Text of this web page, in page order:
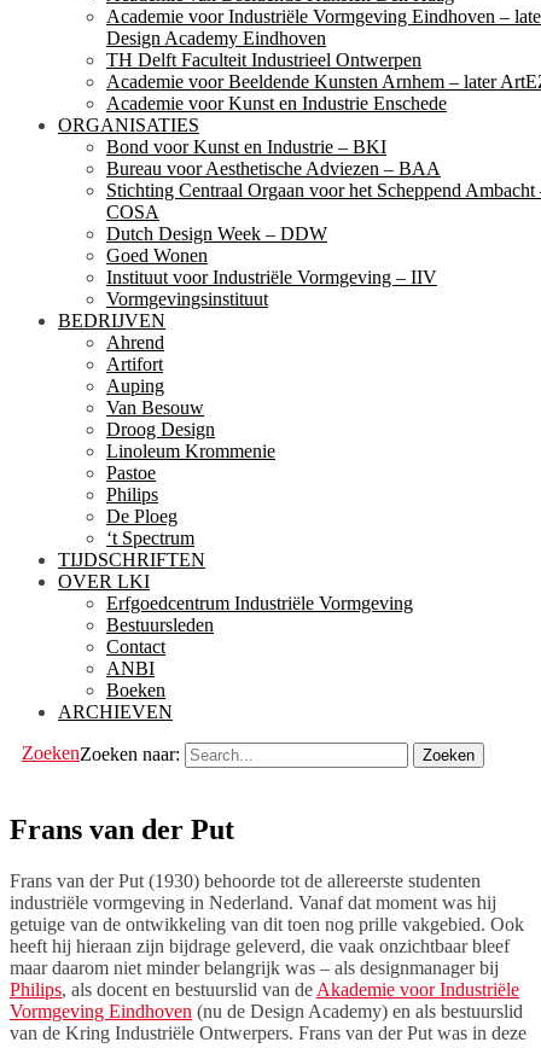
Academie voor Industriële Vormgeving Eindhoven –
Design Academy Eindhoven
TH Delft Faculteit Industrieel Ontwerpen
Academie voor Beeldende Kunsten Arnhem – later
Academie voor Kunst en Industrie Enschede
ORGANISATIES
Bond voor Kunst en Industrie – BKI
Bureau voor Aesthetische Adviezen – BAA
Stichting Centraal Orgaan voor het Scheppend Ambacht
COSA
Dutch Design Week – DDW
Goed Wonen
Instituut voor Industriële Vormgeving – IIV
Vormgevingsinstituut
BEDRIJVEN
Ahrend
Artifort
Auping
Van Besouw
Droog Design
Linoleum Krommenie
Pastoe
Philips
De Ploeg
‘t Spectrum
TIJDSCHRIFTEN
OVER LKI
Erfgoedcentrum Industriële Vormgeving
Bestuursleden
Contact
ANBI
Boeken
ARCHIEVEN
ZoekenZoeken naar:
Frans van der Put
Frans van der Put (1930) behoorde tot de allereerste studenten
industriële vormgeving in Nederland. Vanaf dat moment was hij
getuige van de ontwikkeling van dit toen nog prille vakgebied. Ook
heeft hij hieraan zijn bijdrage geleverd, die vaak onzichtbaar bleef
maar daarom niet minder belangrijk was – als designmanager bij
Philips, als docent en bestuurslid van de Akademie voor Industriële
Vormgeving Eindhoven (nu de Design Academy) en als bestuurslid
van de Kring Industriële Ontwerpers. Frans van der Put was in deze